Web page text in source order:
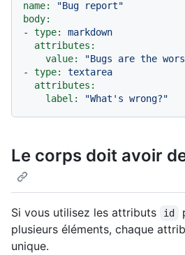
name:
"Bug report"
body:
-
type:
markdown
attributes:
value:
"Bugs are the
-
type:
textarea
attributes:
label:
"What's wrong?"
Le corps doit avoir
Si vous utilisez les attributs id
plusieurs éléments, chaque
unique.